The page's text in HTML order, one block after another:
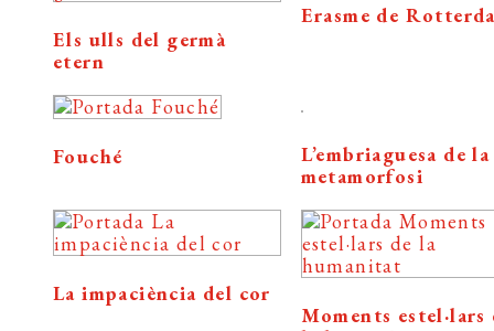
Els ulls del germà
etern
Erasme de
Fouché
L’embriaguesa de la
metamorfosi
La impaciència del cor
Moments estel·lars